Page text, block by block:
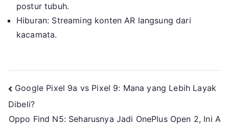
postur tubuh.
Hiburan: Streaming konten AR langsung dari
kacamata.
Navigasi
pos
Google Pixel 9a vs Pixel 9: Mana yang Lebih Layak
Dibeli?
Oppo Find N5: Seharusnya Jadi OnePlus Open 2, Ini A